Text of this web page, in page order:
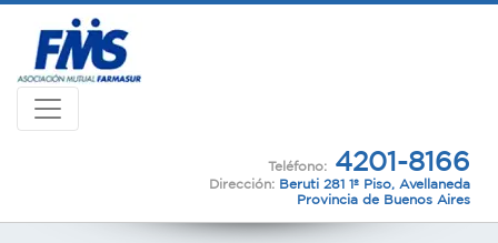
Teléfono: 4201-8166
Dirección: Beruti 281 1º Piso, Avellaneda
Provincia de Buenos Aires